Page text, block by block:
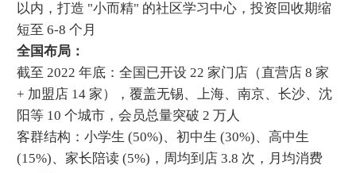
以内，打造 "小而精" 的社区学习中心，投资回收期缩
短至 6-8 个月
全国布局：
截至 2022 年底：全国已开设 22 家门店（直营店 8 家
+ 加盟店 14 家），覆盖无锡、上海、南京、长沙、沈
阳等 10 个城市，会员总量突破 2 万人
客群结构：小学生 (50%)、初中生 (30%)、高中生
(15%)、家长陪读 (5%)，周均到店 3.8 次，月均消费